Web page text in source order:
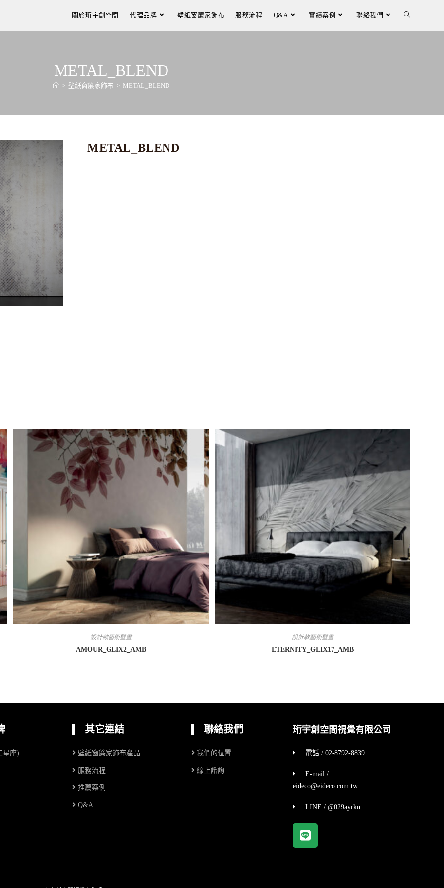
關於珩宇創空間 代理品牌 壁紙窗簾家飾布 服務流程 Q&A 實績案例 聯絡我們
METAL_BLEND
> 壁紙窗簾家飾布 > METAL_BLEND
METAL_BLEND
設計款藝術壁畫
AMOUR_GLIX2_AMB
設計款藝術壁畫
ETERNITY_GLIX17_AMB
星座)
其它連結
壁紙窗簾家飾布產品
服務流程
推薦案例
Q&A
聯絡我們
我們的位置
線上諮詢
珩宇創空間視覺有限公司
電話 / 02-8792-8839
E-mail /
eideco@eideco.com.tw
LINE / @029ayrkn